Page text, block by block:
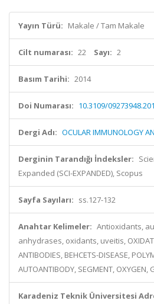
Yayın Türü: Makale / Tam Makale
Cilt numarası: 22 Sayı: 2
Basım Tarihi: 2014
Doi Numarası: 10.3109/
Dergi Adı: OCULAR IMMUNOLOGY
Derginin Tarandığı İndeksler:
Expanded (SCI-EXPANDED), Scopus
Sayfa Sayıları: ss.127-132
Anahtar Kelimeler: Antioxidants,
anhydrases, oxidants, uveitis,
ANTIBODIES, BEHCETS-DISEASE,
AUTOANTIBODY, SEGMENT, OXYGEN,
Karadeniz Teknik Üniversitesi